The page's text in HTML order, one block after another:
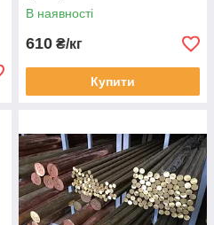
В наявності
610 ₴/кг
Купити